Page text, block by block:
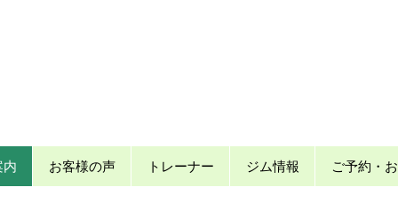
お客様の声 トレーナー ジム情報 ご予約・